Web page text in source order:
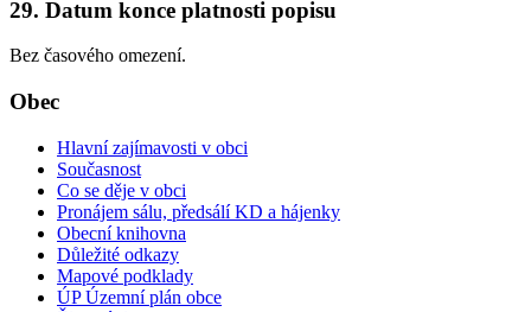
29. Datum konce platnosti popisu
Bez časového omezení.
Obec
Hlavní zajímavosti v obci
Současnost
Co se děje v obci
Pronájem sálu, předsálí KD a hájenky
Obecní knihovna
Důležité odkazy
Mapové podklady
ÚP Územní plán obce